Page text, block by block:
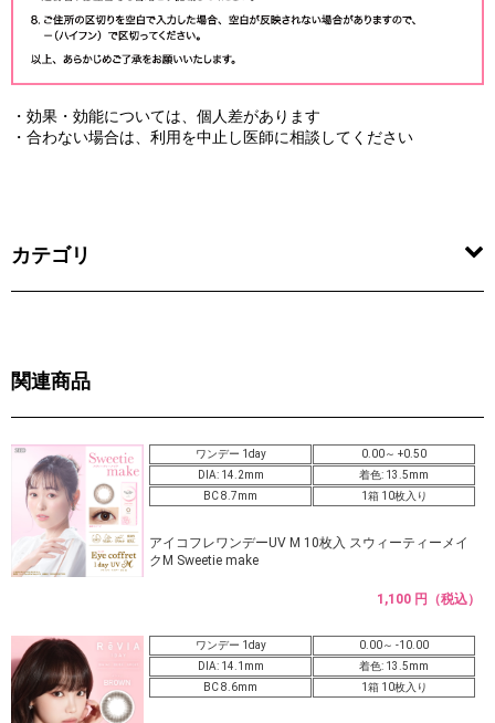
・効果・効能については、個人差があります
・合わない場合は、利用を中止し医師に相談してください
カテゴリ
関連商品
ワンデー 1day
0.00～ +0.50
DIA: 14.2mm
着色: 13.5mm
BC 8.7mm
1箱 10枚入り
アイコフレワンデーUV M 10枚入 スウィーティーメイ
クM Sweetie make
1,100 円（税込）
ワンデー 1day
0.00～ -10.00
DIA: 14.1mm
着色: 13.5mm
BC 8.6mm
1箱 10枚入り